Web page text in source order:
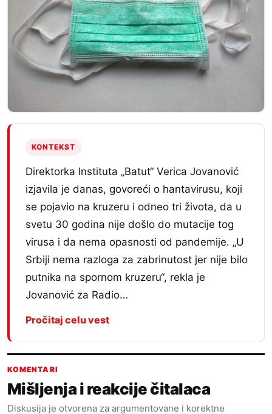
KONTEKST
Direktorka Instituta „Batut“ Verica Jovanović
izjavila je danas, govoreći o hantavirusu, koji
se pojavio na kruzeru i odneo tri života, da u
svetu 30 godina nije došlo do mutacije tog
virusa i da nema opasnosti od pandemije. „U
Srbiji nema razloga za zabrinutost jer nije bilo
putnika na spornom kruzeru“, rekla je
Jovanović za Radio…
Pročitaj celu vest
KOMENTARI
Mišljenja i reakcije čitalaca
Diskusija je otvorena za argumentovane i korektne